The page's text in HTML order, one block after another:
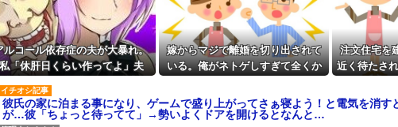
るｗｗｗｗｗｗ
こに金庫があっ
と来るな！」結
ション鳴らして
ルコール依存症の夫が大暴れ。
「休肝日くらい作ってよ」夫
たウトメに真実を話した結果…
嫁からマジで離婚を切り出されて
いる。俺がネトゲしすぎて全くか
注文住宅を
近く待たさ
彼氏の家に泊まる事になり、ゲームで盛り上がってさぁ寝よう！と電気を消す
が…彼「ちょっと待ってて」→勢いよくドアを開けるとなんと…